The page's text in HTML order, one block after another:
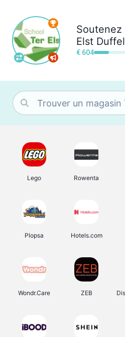
Soutenez
Elst Duffel
€ 604
Lego Rowenta
Plopsa Hotels.com
Wondr.Care ZEB